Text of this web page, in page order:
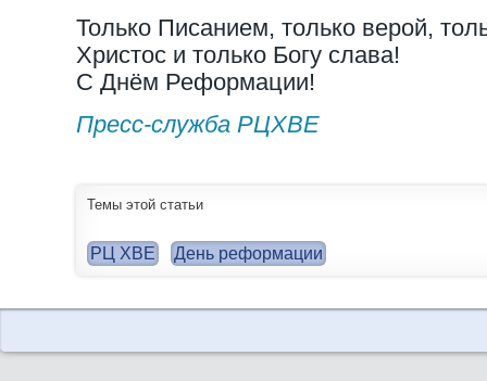
Только Писанием, только верой,
Христос и только Богу слава!
С Днём Реформации!
Пресс-служба РЦХВЕ
Темы этой статьи
РЦ ХВЕ День реформации